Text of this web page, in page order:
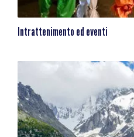
Intrattenimento ed eventi